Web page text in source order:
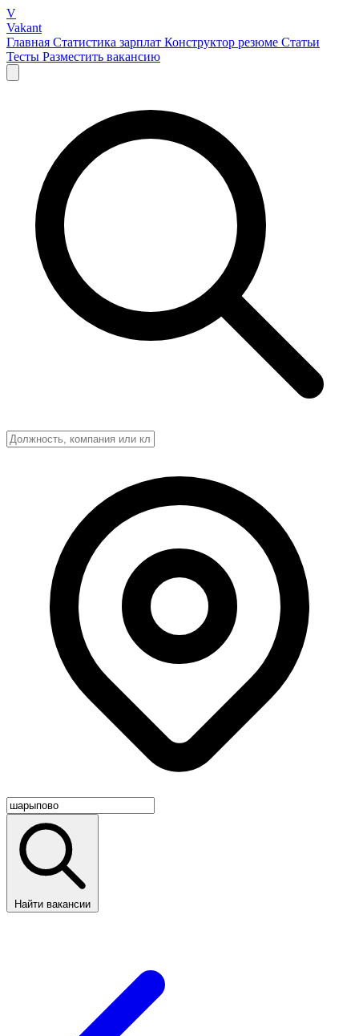
V
Vakant
Главная Статистика зарплат Конструктор резюме Статьи
Тесты Разместить вакансию
Найти вакансии